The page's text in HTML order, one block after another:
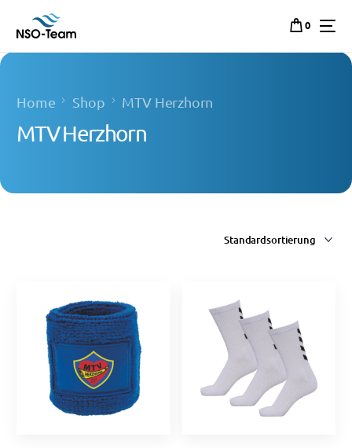
0
Home Shop MTV Herzhorn
MTV Herzhorn